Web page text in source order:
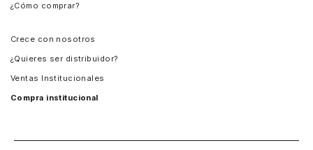
¿Cómo comprar?
Crece con nosotros
¿Quieres ser distribuidor?
Ventas Institucionales
Compra institucional